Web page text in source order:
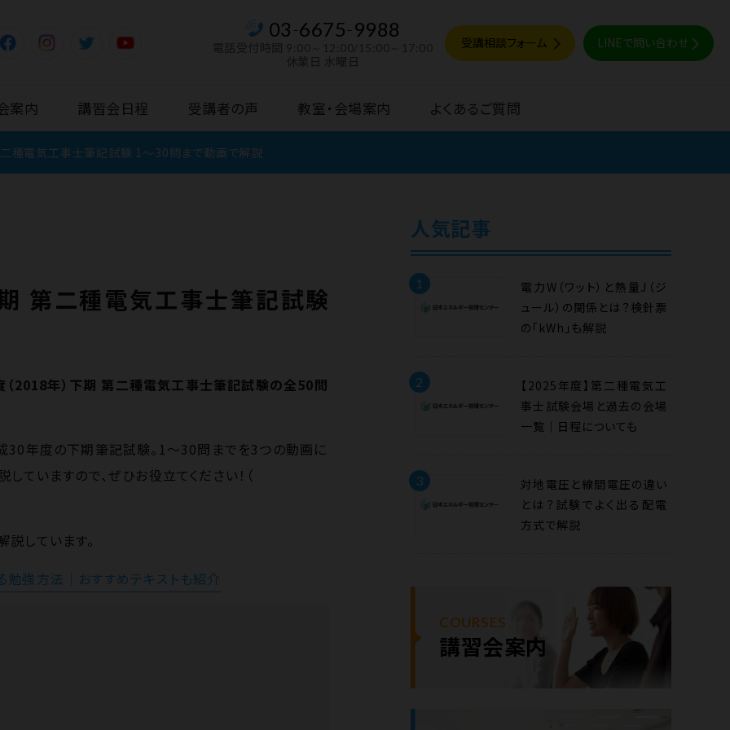
03-6675-9988
受講相談フォーム LINEで問い合わせ
案内 講習会日程 受講者の声 教室・会場案内 よくあるご質問
種電気工事士筆記試験 1〜30問まで動画で解説
第二種電気工事士筆記試験
2018年）下期 第二種電気工事士筆記試験の全50問
年度の下期筆記試験。1〜30問までを3つの動画に
ていますので、ぜひお役立てください！（
しています。
強方法｜おすすめテキストも紹介
人気記事
1
電力W（ワット）と熱量J（ジ
ュール）の関係とは？検針票
の「kWh」も解説
2
【2025年度】第二種電気工
事士試験会場と過去の会場
一覧｜日程についても
3
対地電圧と線間電圧の違い
とは？試験でよく出る配電
方式で解説
COURSES
講習会案内